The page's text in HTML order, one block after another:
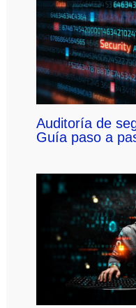
Auditoría de
Guía paso a